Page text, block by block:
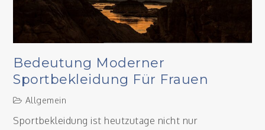
Bedeutung Moderner
Sportbekleidung Für Frauen
Allgemein
Sportbekleidung ist heutzutage nicht nur